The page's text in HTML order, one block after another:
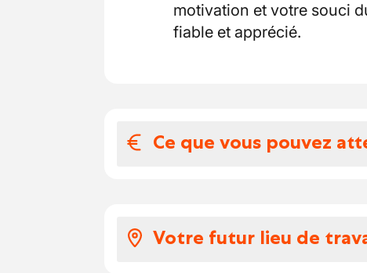
motivation et votre souci
fiable et apprécié.
Ce que vous pouvez
selon votre expérience,
Votre futur lieu de